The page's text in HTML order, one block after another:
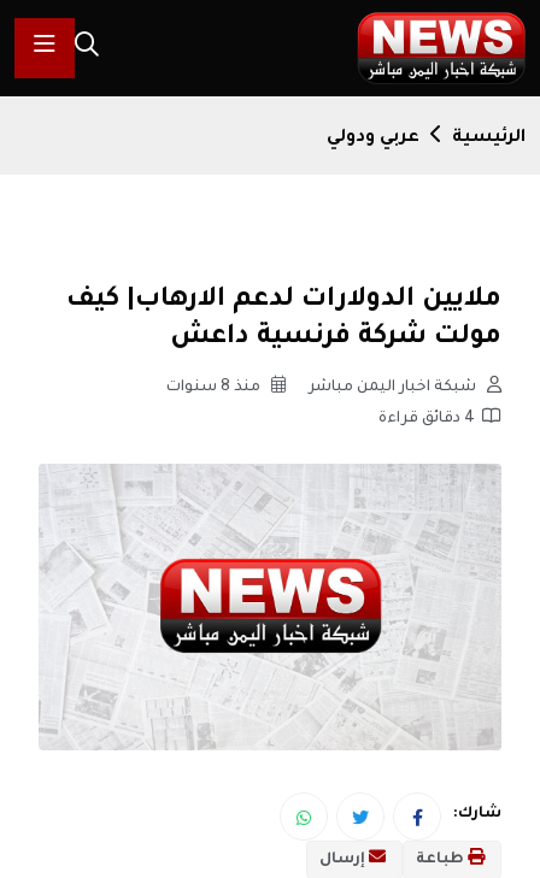
الرئيسية عربي ودولي
ملايين الدولارات لدعم الارهاب| كيف
مولت شركة فرنسية داعش
شبكة اخبار اليمن مباشر
منذ 8 سنوات
4 دقائق قراءة
شارك:
طباعة إرسال